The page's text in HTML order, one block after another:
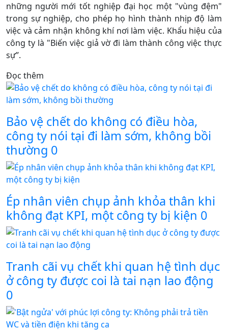
những người mới tốt nghiệp đại học một "vùng đệm"
trong sự nghiệp, cho phép họ hình thành nhịp độ làm
việc và cảm nhận không khí nơi làm việc. Khẩu hiệu của
công ty là "Biến việc giả vờ đi làm thành công việc thực
sự”.
Đọc thêm
Bảo vệ chết do không có điều hòa,
công ty nói tại đi làm sớm, không bồi
thường 0
Ép nhân viên chụp ảnh khỏa thân khi
không đạt KPI, một công ty bị kiện 0
Tranh cãi vụ chết khi quan hệ tình dục
ở công ty được coi là tai nạn lao động
0